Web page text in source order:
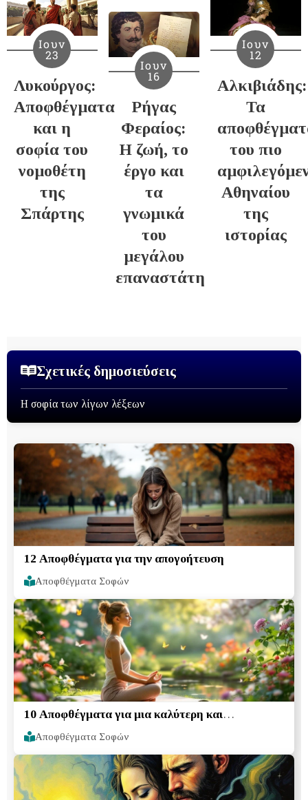
Ιουν
23
Λυκούργος:
Αποφθέγματα
και η
σοφία του
νομοθέτη
της
Σπάρτης
Ιουν
16
Ρήγας
Φεραίος:
Η ζωή, το
έργο και
τα
γνωμικά
του
μεγάλου
επαναστάτη
Ιουν
12
Αλκιβιάδης:
Τα
του πιο
Αθηναίου
της
ιστορίας
Σχετικές δημοσιεύσεις
Η σοφία των λίγων λέξεων
12 Αποφθέγματα για την απογοήτευση
Αποφθέγματα Σοφών
10 Αποφθέγματα για μια καλύτερη και
ευτυχέστερη ζωή
Αποφθέγματα Σοφών